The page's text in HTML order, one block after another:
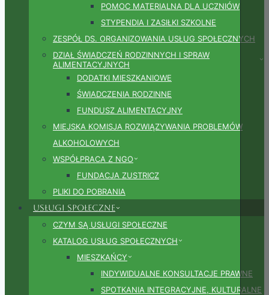
POMOC MATERIALNA DLA UCZNIÓW
STYPENDIA I ZASIŁKI SZKOLNE
ZESPÓŁ DS. ORGANIZOWANIA USŁUG SPOŁECZNYCH
DZIAŁ ŚWIADCZEŃ RODZINNYCH I SPRAW
ALIMENTACYJNYCH
DODATKI MIESZKANIOWE
ŚWIADCZENIA RODZINNE
FUNDUSZ ALIMENTACYJNY
MIEJSKA KOMISJA ROZWIĄZYWANIA PROBLEMÓW
ALKOHOLOWYCH
WSPÓŁPRACA Z NGO
FUNDACJA ZUSTRICZ
PLIKI DO POBRANIA
Usługi społeczne
CZYM SĄ USŁUGI SPOŁECZNE
KATALOG USŁUG SPOŁECZNYCH
MIESZKAŃCY
INDYWIDUALNE KONSULTACJE PRAWNE
SPOTKANIA INTEGRACYJNE, KULTURALNE